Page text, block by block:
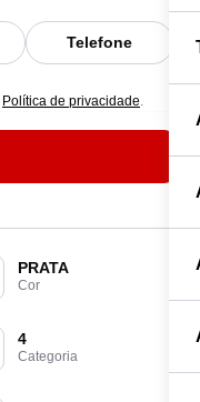
PRATA
Cor
4
Categoria
Telefone
Política de privacidade.